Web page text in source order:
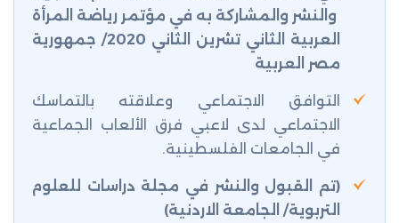
والنشر والمشاركة به في مؤتمر رياضة المرأة
العربية الثاني تشرين الثاني 2020/ جمهورية
مصر العربية
التوافق الاجتماعي وعلاقته بالتماسك
الاجتماعي لدى لاعبي فرق الألعاب الجماعية
في الجامعات الفلسطينية.
(تم القبول والنشر في مجلة دراسات للعلوم
التربوية/ الجامعة الاردنية)